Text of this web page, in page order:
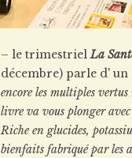
– le trimestrielLa
décembre) parle d' un
encore les multiples
livre va vous plonger
Riche en glucides,
bienfaits fabriqué par les